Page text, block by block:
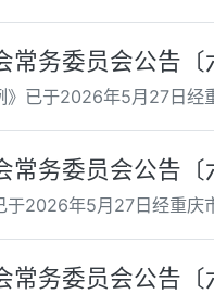
常务委员会公告〔
》已于2026年5月27日经
常务委员会公告〔
于2026年5月27日经重庆
常务委员会公告〔